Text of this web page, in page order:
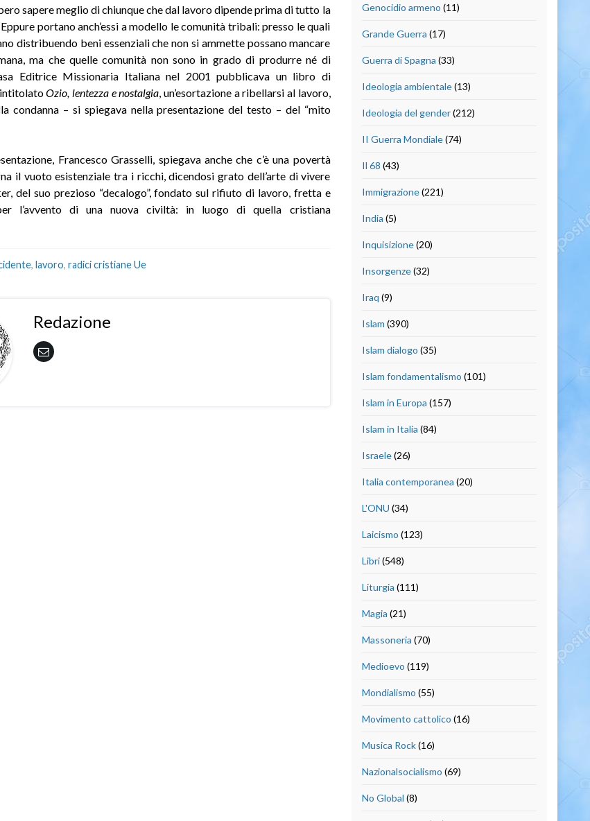
sapere meglio di chiunque che dal lavoro dipende prima di tutto la
portano anch’essi a modello le comunità tribali: presso le quali
distribuendo beni essenziali che non si ammette possano mancare
ma che quelle comunità non sono in grado di produrre né di
Editrice Missionaria Italiana nel 2001 pubblicava un libro di
intitolatoOzio, lentezza e nostalgia , un’esortazione a ribellarsi al lavoro,
condanna – si spiegava nella presentazione del testo – del “mito
Francesco Grasselli, spiegava anche che c’è una povertà
il vuoto esistenziale tra i ricchi, dicendosi grato dell’arte di vivere
del suo prezioso “decalogo”, fondato sul rifiuto di lavoro, fretta e
l’avvento di una nuova civiltà: in luogo di quella cristiana
, lavoro, radici cristiane Ue
Redazione
Genocidio armeno (11)
Grande Guerra (17)
Guerra di Spagna (33)
Ideologia ambientale(13)
Ideologia del gender(212)
II Guerra Mondiale(74)
Il 68 (43)
Immigrazione(221)
India (5)
Inquisizione(20)
Insorgenze(32)
Iraq (9)
Islam (390)
Islam dialogo (35)
Islam fondamentalismo (101)
Islam in Europa (157)
Islam in Italia (84)
Israele(26)
Italia contemporanea (20)
L'ONU (34)
Laicismo (123)
Libri(548)
Liturgia (111)
Magia (21)
Massoneria (70)
Medioevo (119)
Mondialismo (55)
Movimento cattolico (16)
Musica Rock(16)
Nazionalsocialismo (69)
No Global (8)